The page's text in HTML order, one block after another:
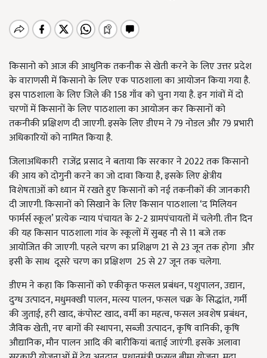
किसानो को आज की आधुनिक तकनीक से खेती करने के लिए उत्तर प्रदेश
के वाराणसी में किसानो के लिए एक पाठशाला का आयोजन किया गया है.
इस पाठशाला के लिए जिले की 158 गाँव को चुना गया है. इन गांवों में दो
चरणों में किसानों के लिए पाठशाला का आयोजन कर किसानों को
तकनीकी प्रक्षिशण दी जाएगी. इसके लिए डीएम ने 79 नोडल और 79 प्रभारी
अधिकारियों को नामित किया है.
जिलाअधिकारी राजेंद्र प्रसाद ने बताया कि सरकार ने 2022 तक किसानो
की आय को दोगुनी करने का जो दावा किया है, इसके लिए क्षेत्रीय
विशेषताओं को ध्यान में रखते हुए किसानों को नई तकनीकों की जानकारी
दी जाएगी. किसानों को सिखाने के लिए किसान पाठशाला ‘द मिलियन
फार्मर्स स्कूल’ प्रत्येक न्याय पंचायत के 2-2 ग्रामपंचायतों में चलेगी. तीन दिन
की यह किसान पाठशाला गांव के स्कूलों में सुबह नौ से 11 बजे तक
आयोजित की जाएगी. पहले चरण का प्रशिक्षण 21 से 23 जून तक होगा और
इसी के साथ दूसरे चरण का प्रक्षिशण 25 से 27 जून तक चलेगा.
डीएम ने कहा कि किसानों को एकीकृत फसल प्रबंधन, पशुपालन, उद्यान,
दुग्ध उत्पादन, मधुमक्खी पालन, मत्स्य पालन, फसल चक्र के सिद्धांत, गर्मी
की जुताई, हरी खाद, कंपोस्ट खाद, वर्मी का महत्व, फसल अवशेष प्रबंधन,
जैविक खेती, नए बागों की स्थापना, सब्जी उत्पादन, कृषि वानिकी, कृषि
औद्यानिक, मौन पालन आदि की बारीकियां बताई जाएंगी. इसके अलावा